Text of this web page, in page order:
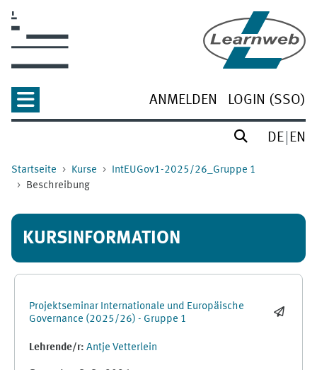
ANMELDEN LOGIN (SSO)
DE EN
Startseite Kurse
IntEUGov1-2025/26_Gruppe 1
Beschreibung
KURSINFORMATION
Projektseminar Internationale und Europäische
Governance (2025/26) - Gruppe 1
Lehrende/r: Antje Vetterlein